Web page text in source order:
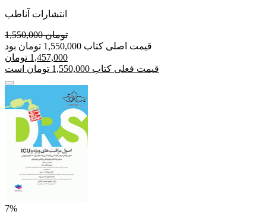
انتشارات آناطب
1,550,000 تومان
قیمت اصلی کتاب 1,550,000 تومان بود
1,457,000 تومان
قیمت فعلی کتاب 1,550,000 تومان است
7%